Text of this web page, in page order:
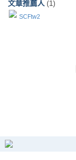
文章推薦人 (1)
SCFtw2